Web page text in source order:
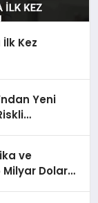
Kez
Yeni
ve
Milyar Dolara